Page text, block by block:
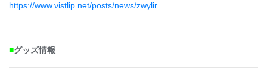
https://www.vistlip.net/posts/news/zwylir
■グッズ情報